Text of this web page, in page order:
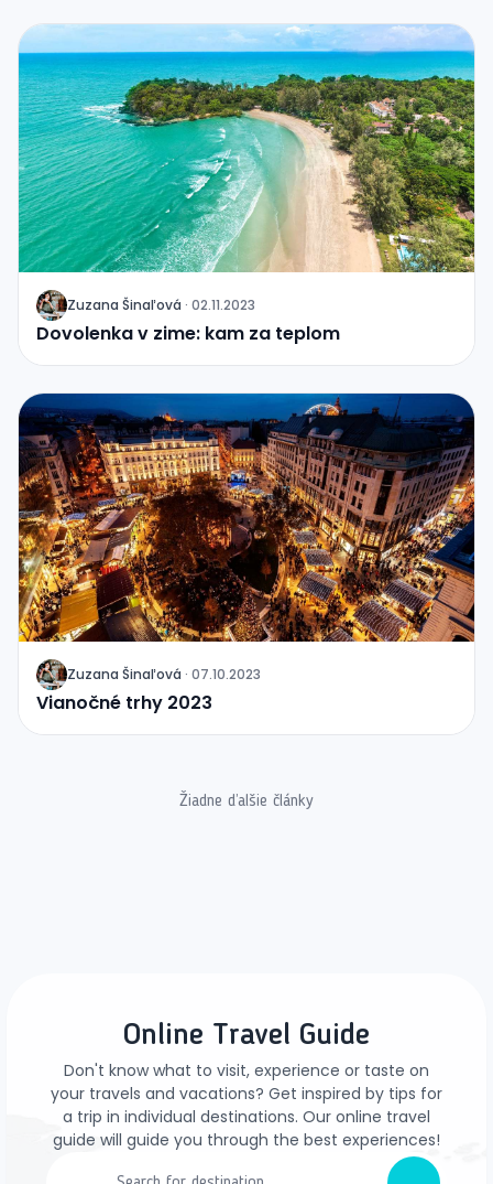
J Zuzana Šinaľová · 02.11.2023
Dovolenka v zime: kam za teplom
J Zuzana Šinaľová · 07.10.2023
Vianočné trhy 2023
Žiadne ďalšie články
Online Travel Guide
Don't know what to visit, experience or taste on
your travels and vacations? Get inspired by tips for
a trip in individual destinations. Our online travel
guide will guide you through the best experiences!